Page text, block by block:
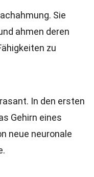
Sie
ahmen deren
zu
In den ersten
Gehirn eines
neue neuronale